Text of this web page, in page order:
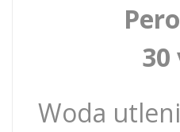
30
Woda